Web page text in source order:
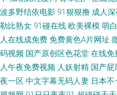
91起操 黑丝美女足交 天天综合射天天
12页 五月天深爱成人网 97视频 久热
国产免费色在线 精品人妻免费 黑丝
wwwAV玖玖 人妻社区 九九99久久 伊
波多野结依电影 91狠狠撸 成人
勒比熟女 91碰在线 欧美裸模 萌
人在线成免费 免费黄色A片网址
码视频 国产原创区色花堂 在线免
人午夜免费视频 人妖射精 国产屁
夜一区 中文字幕无码人妻 日本不